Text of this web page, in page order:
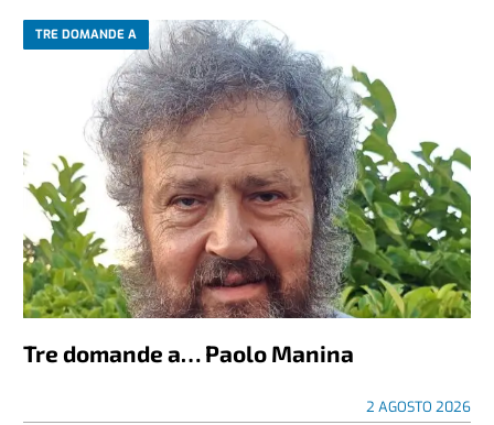
TRE DOMANDE A
Tre domande a… Paolo Manina
2 AGOSTO 2026